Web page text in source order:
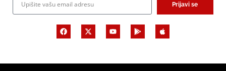
Prijavi se